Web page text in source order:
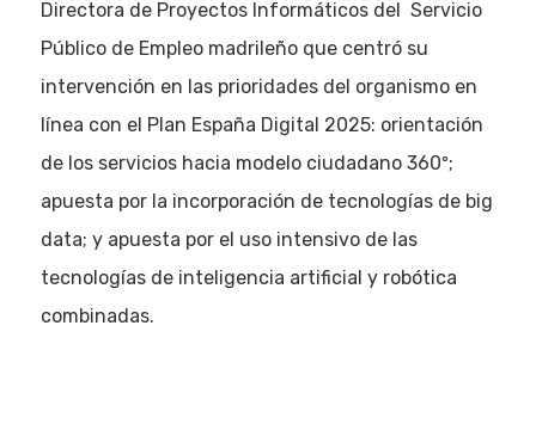
Directora de Proyectos Informáticos del Servicio
Público de Empleo madrileño que centró su
intervención en las prioridades del organismo en
línea con el Plan España Digital 2025: orientación
de los servicios hacia modelo ciudadano 360º;
apuesta por la incorporación de tecnologías de big
data; y apuesta por el uso intensivo de las
tecnologías de inteligencia artificial y robótica
combinadas.